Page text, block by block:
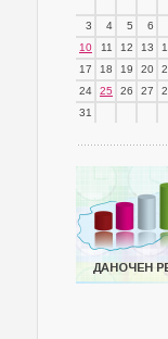
3
4 5 6
10
11 12 13
17
18 19 20
24
25 26 27
31